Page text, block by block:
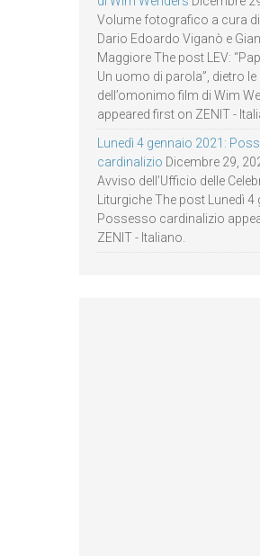
Volume fotografico a cura
Dario Edoardo Viganò e
Maggiore The post LEV:
Un uomo di parola”, dietro le
dell’omonimo film di Wim
appeared first on ZENIT -
Lunedì 4 gennaio 2021:
cardinalizio Dicembre 29,
Avviso dell’Ufficio delle
Liturgiche The post Lunedì
Possesso cardinalizio
ZENIT - Italiano.